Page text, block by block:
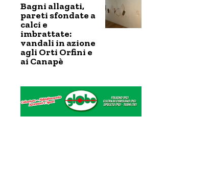
Bagni allagati,
pareti sfondate a
calci e
imbrattate:
vandali in azione
agli Orti Orfini e
ai Canapè